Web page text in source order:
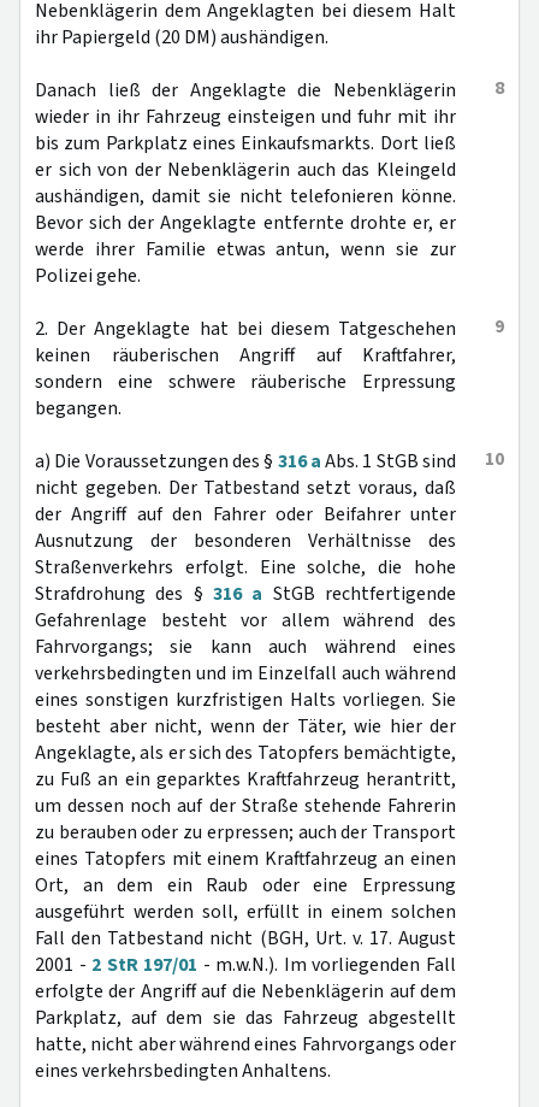
Nebenklägerin dem Angeklagten bei diesem Halt
ihr Papiergeld (20 DM) aushändigen.
8
Danach ließ der Angeklagte die Nebenklägerin
wieder in ihr Fahrzeug einsteigen und fuhr mit ihr
bis zum Parkplatz eines Einkaufsmarkts. Dort ließ
er sich von der Nebenklägerin auch das Kleingeld
aushändigen, damit sie nicht telefonieren könne.
Bevor sich der Angeklagte entfernte drohte er, er
werde ihrer Familie etwas antun, wenn sie zur
Polizei gehe.
9
2. Der Angeklagte hat bei diesem Tatgeschehen
keinen räuberischen Angriff auf Kraftfahrer,
sondern eine schwere räuberische Erpressung
begangen.
10
a) Die Voraussetzungen des § 316 aAbs. 1 StGB sind
nicht gegeben. Der Tatbestand setzt voraus, daß
der Angriff auf den Fahrer oder Beifahrer unter
Ausnutzung der besonderen Verhältnisse des
Straßenverkehrs erfolgt. Eine solche, die hohe
Strafdrohung des § 316 a StGB rechtfertigende
Gefahrenlage besteht vor allem während des
Fahrvorgangs; sie kann auch während eines
verkehrsbedingten und im Einzelfall auch während
eines sonstigen kurzfristigen Halts vorliegen. Sie
besteht aber nicht, wenn der Täter, wie hier der
Angeklagte, als er sich des Tatopfers bemächtigte,
zu Fuß an ein geparktes Kraftfahrzeug herantritt,
um dessen noch auf der Straße stehende Fahrerin
zu berauben oder zu erpressen; auch der Transport
eines Tatopfers mit einem Kraftfahrzeug an einen
Ort, an dem ein Raub oder eine Erpressung
ausgeführt werden soll, erfüllt in einem solchen
Fall den Tatbestand nicht (BGH, Urt. v. 17. August
2001 - 2 StR 197/01 - m.w.N.). Im vorliegenden Fall
erfolgte der Angriff auf die Nebenklägerin auf dem
Parkplatz, auf dem sie das Fahrzeug abgestellt
hatte, nicht aber während eines Fahrvorgangs oder
eines verkehrsbedingten Anhaltens.